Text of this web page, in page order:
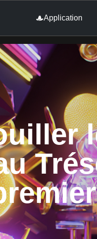
Application